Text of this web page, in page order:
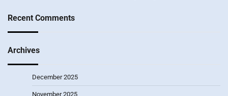
Recent Comments
Archives
December 2025
November 2025